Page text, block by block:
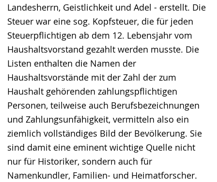
Landesherrn, Geistlichkeit und Adel - erstellt. Die
Steuer war eine sog. Kopfsteuer, die für jeden
Steuerpflichtigen ab dem 12. Lebensjahr vom
Haushaltsvorstand gezahlt werden musste. Die
Listen enthalten die Namen der
Haushaltsvorstände mit der Zahl der zum
Haushalt gehörenden zahlungspflichtigen
Personen, teilweise auch Berufsbezeichnungen
und Zahlungsunfähigkeit, vermitteln also ein
ziemlich vollständiges Bild der Bevölkerung. Sie
sind damit eine eminent wichtige Quelle nicht
nur für Historiker, sondern auch für
Namenkundler, Familien- und Heimatforscher.